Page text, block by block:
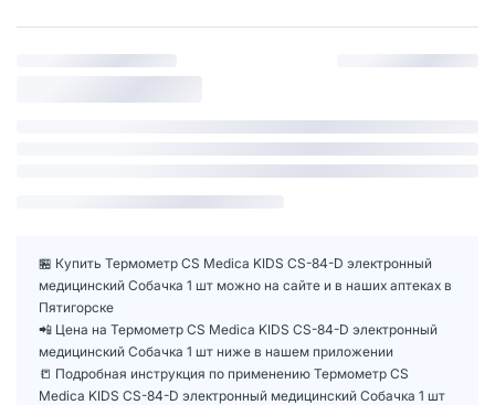
🏪 Купить Термометр CS Medica KIDS CS-84-D электронный
медицинский Собачка 1 шт можно на сайте и в наших аптеках в
Пятигорске
📲 Цена на Термометр CS Medica KIDS CS-84-D электронный
медицинский Собачка 1 шт ниже в нашем приложении
📒 Подробная инструкция по применению Термометр CS
Medica KIDS CS-84-D электронный медицинский Собачка 1 шт